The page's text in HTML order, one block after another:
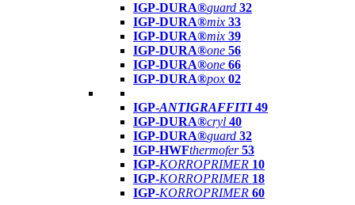
IGP-DURA®guard 32
IGP-DURA®mix 33
IGP-DURA®mix 39
IGP-DURA®one 56
IGP-DURA®one 66
IGP-DURA®pox 02
IGP-ANTIGRAFFITI49
IGP-DURA®cryl 40
IGP-DURA®guard 32
IGP-HWFthermofer 53
IGP-KORROPRIMER 10
IGP-KORROPRIMER 18
IGP-KORROPRIMER 60